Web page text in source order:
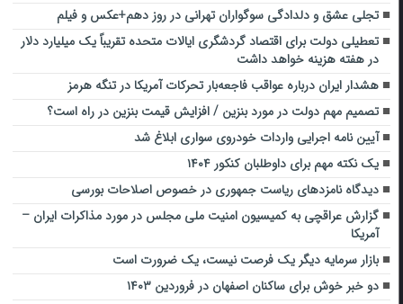
تجلی عشق و دلدادگی سوگواران تهرانی در روز دهم+عکس و فیلم
تعطیلی دولت برای اقتصاد گردشگری ایالات متحده تقریباً یک میلیارد دلار
در هفته هزینه خواهد داشت
هشدار ایران درباره عواقب فاجعه‌بار تحرکات آمریکا در تنگه هرمز
تصمیم مهم دولت در مورد بنزین / افزایش قیمت بنزین در راه است؟
آیین نامه اجرایی واردات خودروی سواری ابلاغ شد
یک نکته مهم برای داوطلبان کنکور ۱۴۰۴
دیدگاه نامزدهای ریاست جمهوری در خصوص اصلاحات بورسی
گزارش عراقچی به کمیسیون امنیت ملی مجلس در مورد مذاکرات ایران –
آمریکا
بازار سرمایه دیگر یک فرصت نیست، یک ضرورت است
دو خبر خوش برای ساکنان اصفهان در فروردین ۱۴۰۳